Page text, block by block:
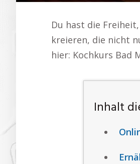
Du hast die
kreieren, die nicht
hier: Kochkurs Bad
Inhalt